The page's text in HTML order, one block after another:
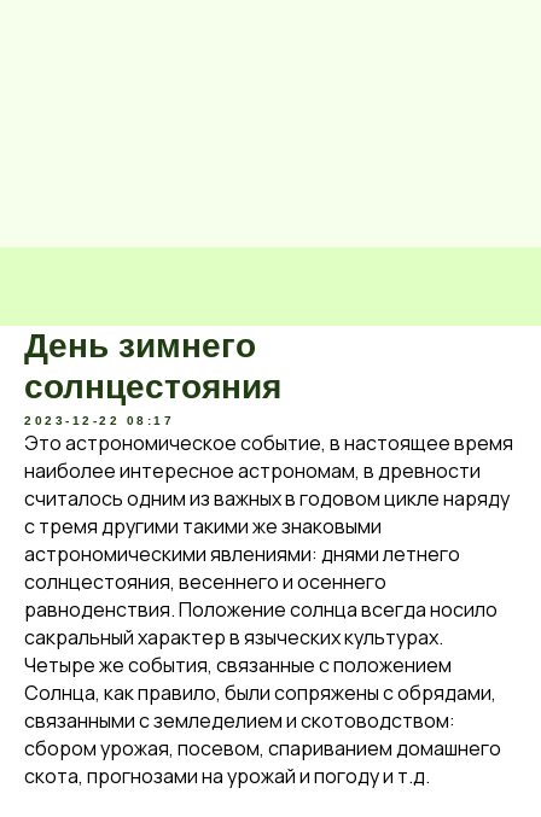
День зимнего
солнцестояния
2023-12-22 08:17
Это астрономическое событие, в настоящее время
наиболее интересное астрономам, в древности
считалось одним из важных в годовом цикле наряду
с тремя другими такими же знаковыми
астрономическими явлениями: днямилетнего
солнцестояния, весеннегоиосеннего
равноденствия. Положение солнца всегда носило
сакральный характер в языческих культурах.
Четыре же события, связанные с положением
Солнца, как правило, были сопряжены с обрядами,
связанными с земледелием и скотоводством:
сбором урожая, посевом, спариванием домашнего
скота, прогнозами на урожай и погоду и т.д.